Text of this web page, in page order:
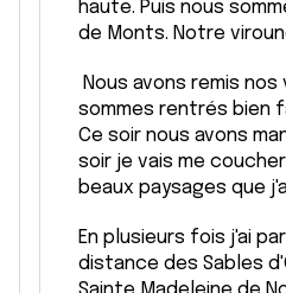
haute. Puis nous
de Monts. Notre
Nous avons remis
sommes rentrés bien
Ce soir nous avons
soir je vais me
beaux paysages que
En plusieurs fois j'ai
distance des Sables